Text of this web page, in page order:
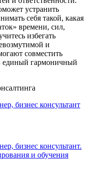
устранить
себя такой, какая
времени, сил,
избегать
и
совместить
единый гармоничный
бизнес консультант
бизнес консультант.
и обучения